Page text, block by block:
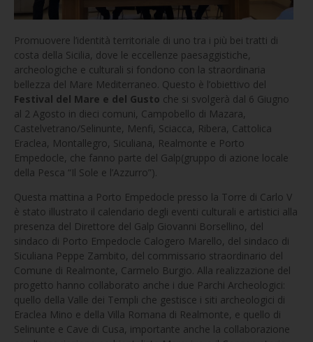
Promuovere l’identità territoriale di uno tra i più bei tratti di
costa della Sicilia, dove le eccellenze paesaggistiche,
archeologiche e culturali si fondono con la straordinaria
bellezza del Mare Mediterraneo. Questo è l’obiettivo del
Festival del Mare e del Gusto che si svolgerà dal 6 Giugno
al 2 Agosto in dieci comuni, Campobello di Mazara,
Castelvetrano/Selinunte, Menfi, Sciacca, Ribera, Cattolica
Eraclea, Montallegro, Siculiana, Realmonte e Porto
Empedocle, che fanno parte del Galp(gruppo di azione locale
della Pesca “Il Sole e l’Azzurro”).
Questa mattina a Porto Empedocle presso la Torre di Carlo V
è stato illustrato il calendario degli eventi culturali e artistici alla
presenza del Direttore del Galp Giovanni Borsellino, del
sindaco di Porto Empedocle Calogero Marello, del sindaco di
Siculiana Peppe Zambito, del commissario straordinario del
Comune di Realmonte, Carmelo Burgio. Alla realizzazione del
progetto hanno collaborato anche i due Parchi Archeologici:
quello della Valle dei Templi che gestisce i siti archeologici di
Eraclea Mino e della Villa Romana di Realmonte, e quello di
Selinunte e Cave di Cusa, importante anche la collaborazione